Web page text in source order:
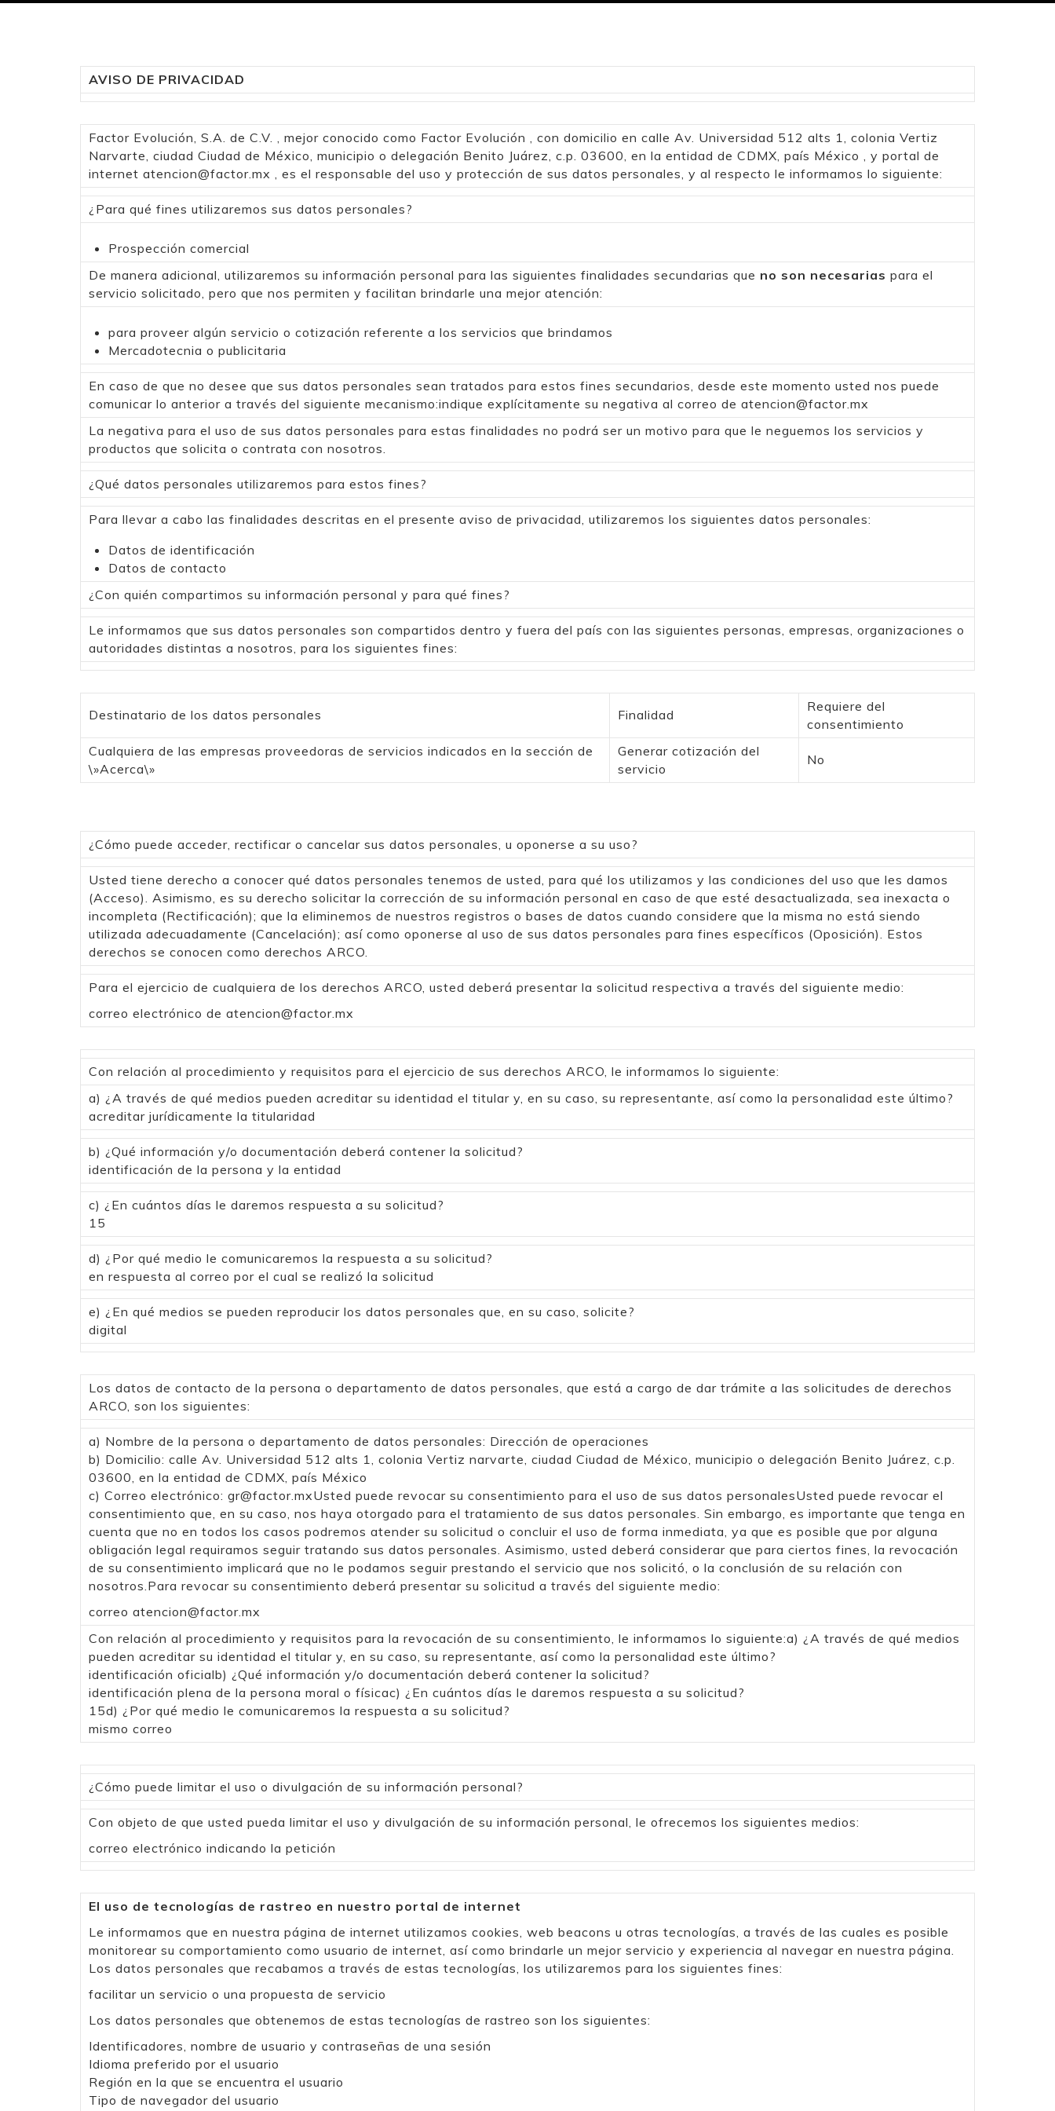
AVISO DE PRIVACIDAD
Factor Evolución, S.A. de C.V. , mejor conocido como Factor Evolución , con domicilio en calle Av. Universidad 512 alts 1, colonia Vertiz
Narvarte, ciudad Ciudad de México, municipio o delegación Benito Juárez, c.p. 03600, en la entidad de CDMX, país México , y portal de
internet atencion@factor.mx , es el responsable del uso y protección de sus datos personales, y al respecto le informamos lo siguiente:
¿Para qué fines utilizaremos sus datos personales?
Prospección comercial
De manera adicional, utilizaremos su información personal para las siguientes finalidades secundarias que no son necesarias para el
servicio solicitado, pero que nos permiten y facilitan brindarle una mejor atención:
para proveer algún servicio o cotización referente a los servicios que brindamos
Mercadotecnia o publicitaria
En caso de que no desee que sus datos personales sean tratados para estos fines secundarios, desde este momento usted nos puede
comunicar lo anterior a través del siguiente mecanismo:indique explícitamente su negativa al correo de atencion@factor.mx
La negativa para el uso de sus datos personales para estas finalidades no podrá ser un motivo para que le neguemos los servicios y
productos que solicita o contrata con nosotros.
¿Qué datos personales utilizaremos para estos fines?
Para llevar a cabo las finalidades descritas en el presente aviso de privacidad, utilizaremos los siguientes datos personales:
Datos de identificación
Datos de contacto
¿Con quién compartimos su información personal y para qué fines?
Le informamos que sus datos personales son compartidos dentro y fuera del país con las siguientes personas, empresas, organizaciones o
autoridades distintas a nosotros, para los siguientes fines:
Destinatario de los datos personales Finalidad
Requiere del
consentimiento
Cualquiera de las empresas proveedoras de servicios indicados en la sección de
\»Acerca\»
Generar cotización del
servicio
No
¿Cómo puede acceder, rectificar o cancelar sus datos personales, u oponerse a su uso?
Usted tiene derecho a conocer qué datos personales tenemos de usted, para qué los utilizamos y las condiciones del uso que les damos
(Acceso). Asimismo, es su derecho solicitar la corrección de su información personal en caso de que esté desactualizada, sea inexacta o
incompleta (Rectificación); que la eliminemos de nuestros registros o bases de datos cuando considere que la misma no está siendo
utilizada adecuadamente (Cancelación); así como oponerse al uso de sus datos personales para fines específicos (Oposición). Estos
derechos se conocen como derechos ARCO.
Para el ejercicio de cualquiera de los derechos ARCO, usted deberá presentar la solicitud respectiva a través del siguiente medio:
correo electrónico de atencion@factor.mx
Con relación al procedimiento y requisitos para el ejercicio de sus derechos ARCO, le informamos lo siguiente:
a) ¿A través de qué medios pueden acreditar su identidad el titular y, en su caso, su representante, así como la personalidad este último?
acreditar jurídicamente la titularidad
b) ¿Qué información y/o documentación deberá contener la solicitud?
identificación de la persona y la entidad
c) ¿En cuántos días le daremos respuesta a su solicitud?
15
d) ¿Por qué medio le comunicaremos la respuesta a su solicitud?
en respuesta al correo por el cual se realizó la solicitud
e) ¿En qué medios se pueden reproducir los datos personales que, en su caso, solicite?
digital
Los datos de contacto de la persona o departamento de datos personales, que está a cargo de dar trámite a las solicitudes de derechos
ARCO, son los siguientes:
a) Nombre de la persona o departamento de datos personales: Dirección de operaciones
b) Domicilio: calle Av. Universidad 512 alts 1, colonia Vertiz narvarte, ciudad Ciudad de México, municipio o delegación Benito Juárez, c.p.
03600, en la entidad de CDMX, país México
c) Correo electrónico: gr@factor.mxUsted puede revocar su consentimiento para el uso de sus datos personalesUsted puede revocar el
consentimiento que, en su caso, nos haya otorgado para el tratamiento de sus datos personales. Sin embargo, es importante que tenga en
cuenta que no en todos los casos podremos atender su solicitud o concluir el uso de forma inmediata, ya que es posible que por alguna
obligación legal requiramos seguir tratando sus datos personales. Asimismo, usted deberá considerar que para ciertos fines, la revocación
de su consentimiento implicará que no le podamos seguir prestando el servicio que nos solicitó, o la conclusión de su relación con
nosotros.Para revocar su consentimiento deberá presentar su solicitud a través del siguiente medio:
correo atencion@factor.mx
Con relación al procedimiento y requisitos para la revocación de su consentimiento, le informamos lo siguiente:a) ¿A través de qué medios
pueden acreditar su identidad el titular y, en su caso, su representante, así como la personalidad este último?
identificación oficialb) ¿Qué información y/o documentación deberá contener la solicitud?
identificación plena de la persona moral o físicac) ¿En cuántos días le daremos respuesta a su solicitud?
15d) ¿Por qué medio le comunicaremos la respuesta a su solicitud?
mismo correo
¿Cómo puede limitar el uso o divulgación de su información personal?
Con objeto de que usted pueda limitar el uso y divulgación de su información personal, le ofrecemos los siguientes medios:
correo electrónico indicando la petición
El uso de tecnologías de rastreo en nuestro portal de internet
Le informamos que en nuestra página de internet utilizamos cookies, web beacons u otras tecnologías, a través de las cuales es posible
monitorear su comportamiento como usuario de internet, así como brindarle un mejor servicio y experiencia al navegar en nuestra página.
Los datos personales que recabamos a través de estas tecnologías, los utilizaremos para los siguientes fines:
facilitar un servicio o una propuesta de servicio
Los datos personales que obtenemos de estas tecnologías de rastreo son los siguientes:
Identificadores, nombre de usuario y contraseñas de una sesión
Idioma preferido por el usuario
Región en la que se encuentra el usuario
Tipo de navegador del usuario